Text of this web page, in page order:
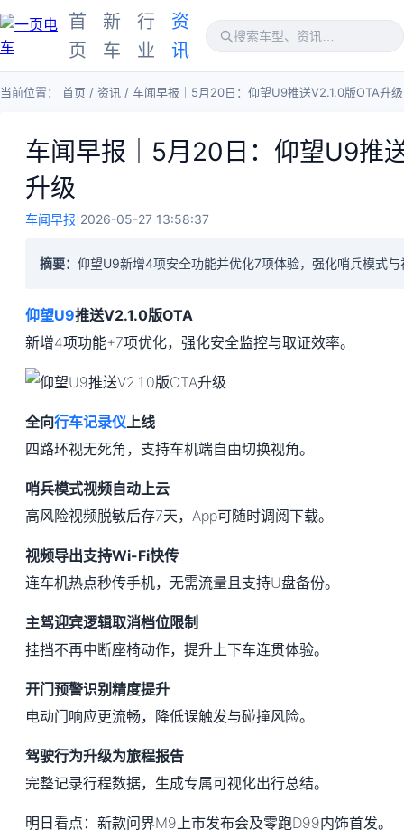
首
页
新
车
行
业
资
讯
当前位置： 首页 / 资讯 / 车闻早报｜5月20日：仰望U9推送V2.1.0版OTA升级
车闻早报｜5月20日：仰望U9推
升级
车闻早报 2026-05-27 13:58:37
摘要： 仰望U9新增4项安全功能并优化7项体验，强化哨兵模式
仰望U9推送V2.1.0版OTA
新增4项功能+7项优化，强化安全监控与取证效率。
全向行车记录仪上线
四路环视无死角，支持车机端自由切换视角。
哨兵模式视频自动上云
高风险视频脱敏后存7天，App可随时调阅下载。
视频导出支持Wi-Fi快传
连车机热点秒传手机，无需流量且支持U盘备份。
主驾迎宾逻辑取消档位限制
挂挡不再中断座椅动作，提升上下车连贯体验。
开门预警识别精度提升
电动门响应更流畅，降低误触发与碰撞风险。
驾驶行为升级为旅程报告
完整记录行程数据，生成专属可视化出行总结。
明日看点：新款问界M9上市发布会及零跑D99内饰首发。